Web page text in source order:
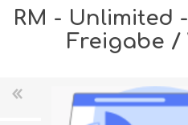
RM - Unlimited
Freigabe /